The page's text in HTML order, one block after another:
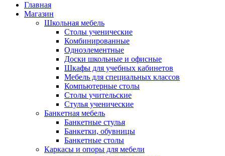
Главная
Магазин
Школьная мебель
Столы ученические
Комбинированные
Одноэлементные
Доски школьные и офисные
Шкафы для учебных кабинетов
Мебель для специальных классов
Компьютерные столы
Столы учительские
Стулья ученические
Банкетная мебель
Банкетные стулья
Банкетки, обувницы
Банкетные столы
Каркасы и опоры для мебели